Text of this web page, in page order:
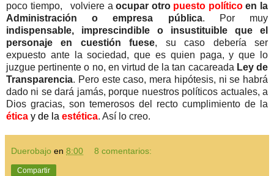
poco tiempo, volviere aocupar otro puesto políticoen la
Administración o empresa pública. Por muy
indispensable, imprescindible o insustituible que el
personaje en cuestión fuese, su caso debería ser
expuesto ante la sociedad, que es quien paga, y que lo
juzgue pertinente o no, en virtud de la tan cacareada Ley de
Transparencia. Pero este caso, mera hipótesis, ni se habrá
dado ni se dará jamás, porque nuestros políticos actuales, a
Dios gracias, son temerosos del recto cumplimiento de la
ética y de la estética. Así lo creo.
Duerobajo en 8:00 8 comentarios:
Compartir